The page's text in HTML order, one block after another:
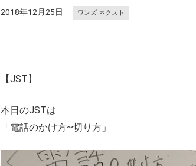
2018年12月25日 ワンズ ネクスト
【JST】
本日のJSTは
「電話のかけ方~切り方」